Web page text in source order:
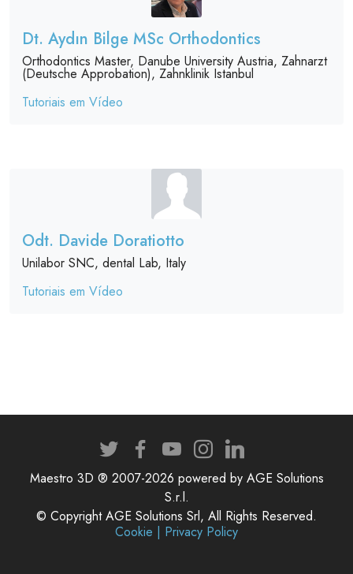
Dt. Aydın Bilge MSc Orthodontics
Orthodontics Master, Danube University Austria, Zahnarzt
(Deutsche Approbation), Zahnklinik Istanbul
Tutoriais em Vídeo
Odt. Davide Doratiotto
Unilabor SNC, dental Lab, Italy
Tutoriais em Vídeo
Maestro 3D ® 2007-2026 powered by AGE Solutions
S.r.l.
© Copyright AGE Solutions Srl, All Rights Reserved.
Cookie | Privacy Policy